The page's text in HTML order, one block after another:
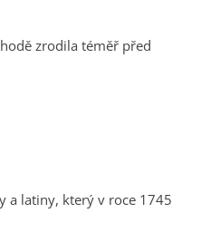
zrodila téměř před